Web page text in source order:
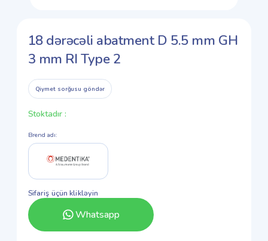
18 dərəcəli abatment D 5.5 mm GH
3 mm RI Type 2
Qiymet sorğusu göndər
Stoktadır:
Brend adı:
Sifariş üçün klikləyin
Whatsapp